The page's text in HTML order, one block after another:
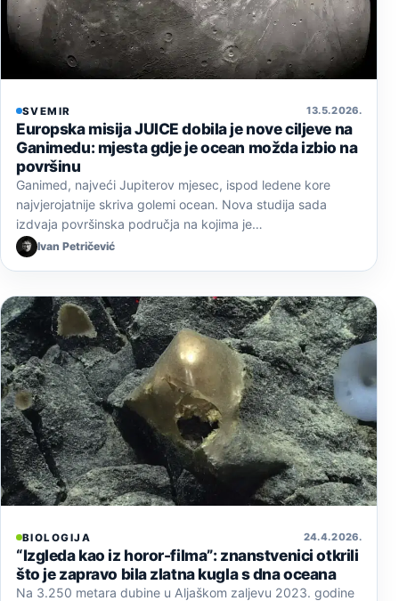
SVEMIR 13. 5. 2026.
Europska misija JUICE dobila je nove ciljeve na
Ganimedu: mjesta gdje je ocean možda izbio na
površinu
Ganimed, najveći Jupiterov mjesec, ispod ledene kore
najvjerojatnije skriva golemi ocean. Nova studija sada
izdvaja površinska područja na kojima je…
Ivan Petričević
BIOLOGIJA 24. 4. 2026.
“Izgleda kao iz horor-filma”: znanstvenici otkrili
što je zapravo bila zlatna kugla s dna oceana
Na 3.250 metara dubine u Aljaškom zaljevu 2023. godine